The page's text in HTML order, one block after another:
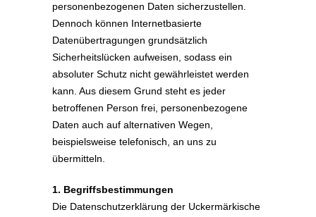
personenbezogenen Daten sicherzustellen.
Dennoch können Internetbasierte
Datenübertragungen grundsätzlich
Sicherheitslücken aufweisen, sodass ein
absoluter Schutz nicht gewährleistet werden
kann. Aus diesem Grund steht es jeder
betroffenen Person frei, personenbezogene
Daten auch auf alternativen Wegen,
beispielsweise telefonisch, an uns zu
übermitteln.
1. Begriffsbestimmungen
Die Datenschutzerklärung der Uckermärkische